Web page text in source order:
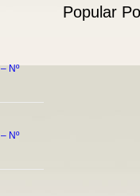
Nº
Nº
Popular